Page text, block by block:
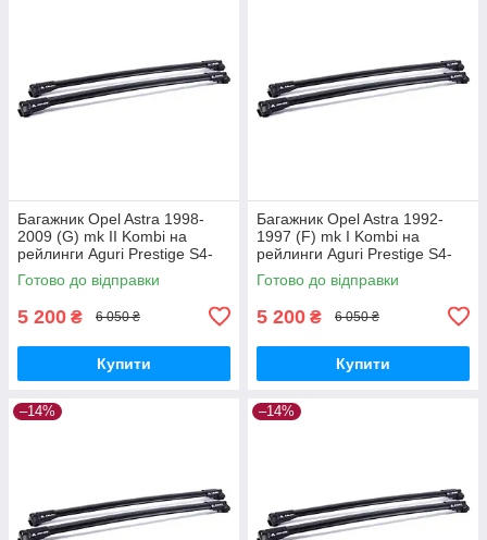
Багажник Opel Astra 1998-
2009 (G) mk II Kombi на
рейлинги Aguri Prestige S4-
1499B
Готово до відправки
5 200 ₴ 6 050 ₴
Купити
Багажник Opel Astra 1992-
1997 (F) mk I Kombi на
рейлинги Aguri Prestige S4-
1500B
Готово до відправки
5 200 ₴ 6 050 ₴
Купити
–14% –14%